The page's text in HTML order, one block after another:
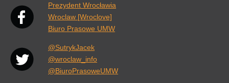
Prezydent Wrocławia
Wroclaw [Wroclove]
Biuro Prasowe UMW
@SutrykJacek
@wroclaw_info
@BiuroPrasoweUMW